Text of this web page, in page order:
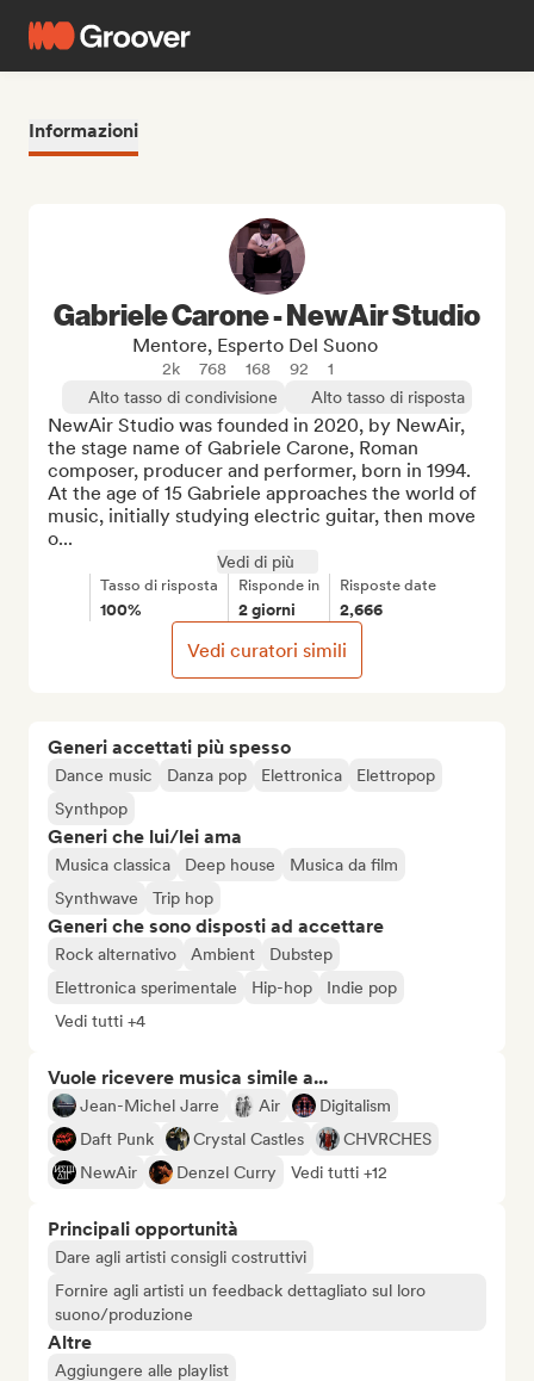
Informazioni
Generi accettati più spesso
Dance music Danza pop Elettronica
Elettropop
Synthpop
Generi che lui/lei ama
Musica classica Deep house
Musica da film
Synthwave
Trip hop
Generi che sono disposti ad accettare
Rock alternativo Ambient
Dubstep
Elettronica sperimentale
Hip-hop
Indie pop
Vedi tutti +4
Vuole ricevere musica simile a...
Jean-Michel Jarre Air
Digitalism
Daft Punk
Crystal Castles
CHVRCHES
NewAir
Denzel Curry Vedi tutti +12
Principali opportunità
Dare agli artisti consigli costruttivi
Fornire agli artisti un feedback dettagliato sul loro
suono/produzione
Altre
Aggiungere alle playlist
Gabriele Carone - NewAir Studio
Mentore, Esperto Del Suono
2k 768 168 92
1
Alto tasso di condivisione
Alto tasso di risposta
NewAir Studio was founded in 2020, by NewAir,
the stage name of Gabriele Carone, Roman
composer, producer and performer, born in 1994.
At the age of 15 Gabriele approaches the world of
music, initially studying electric guitar, then move
o...
Vedi di più
Tasso di risposta
100%
Risponde in
2 giorni
Risposte date
2,666
Vedi curatori simili